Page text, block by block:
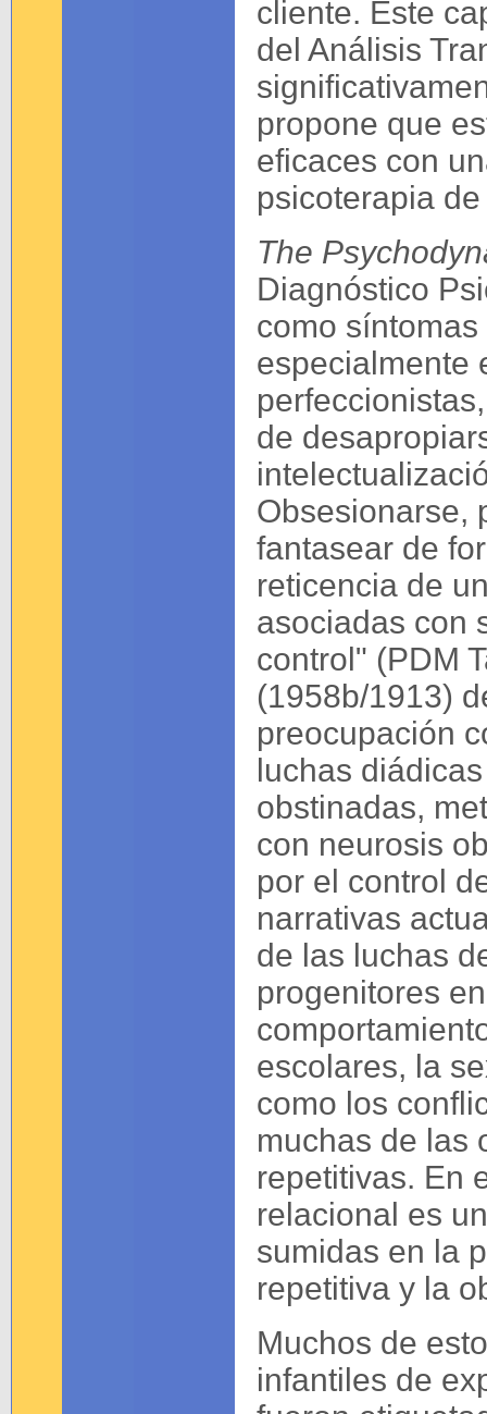
cliente. Este
del Análisis
propone que
eficaces con
psicoterapia
The
Diagnóstico
como
especialmente
de
Obsesionarse,
fantasear de
reticencia de
asociadas con
control" (PDM
(1958b/1913)
preocupación
luchas
obstinadas,
con neurosis
por el control
narrativas
de las luchas
progenitores
escolares, la
como los
muchas de las
repetitivas. En
relacional es
sumidas en la
repetitiva y la
Muchos de
infantiles de